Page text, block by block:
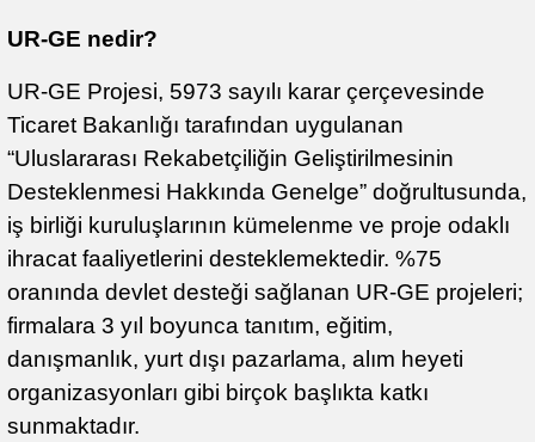
UR-GE nedir?
UR-GE Projesi, 5973 sayılı karar çerçevesinde
Ticaret Bakanlığı tarafından uygulanan
“Uluslararası Rekabetçiliğin Geliştirilmesinin
Desteklenmesi Hakkında Genelge” doğrultusunda,
iş birliği kuruluşlarının kümelenme ve proje odaklı
ihracat faaliyetlerini desteklemektedir. %75
oranında devlet desteği sağlanan UR-GE projeleri;
firmalara 3 yıl boyunca tanıtım, eğitim,
danışmanlık, yurt dışı pazarlama, alım heyeti
organizasyonları gibi birçok başlıkta katkı
sunmaktadır.